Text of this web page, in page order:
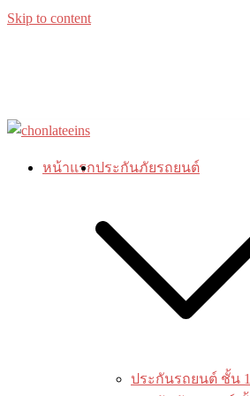
Skip to content
หน้าแรกประกันภัยรถยนต์
ประกันรถยนต์ ชั้น 1